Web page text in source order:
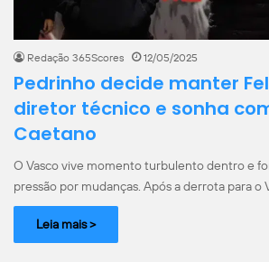
Redação 365Scores 12/05/2025
Pedrinho decide manter
diretor técnico e sonha
Caetano
O Vasco vive momento turbulento dentro e
pressão por mudanças. Após a derrota para o
Leia mais >